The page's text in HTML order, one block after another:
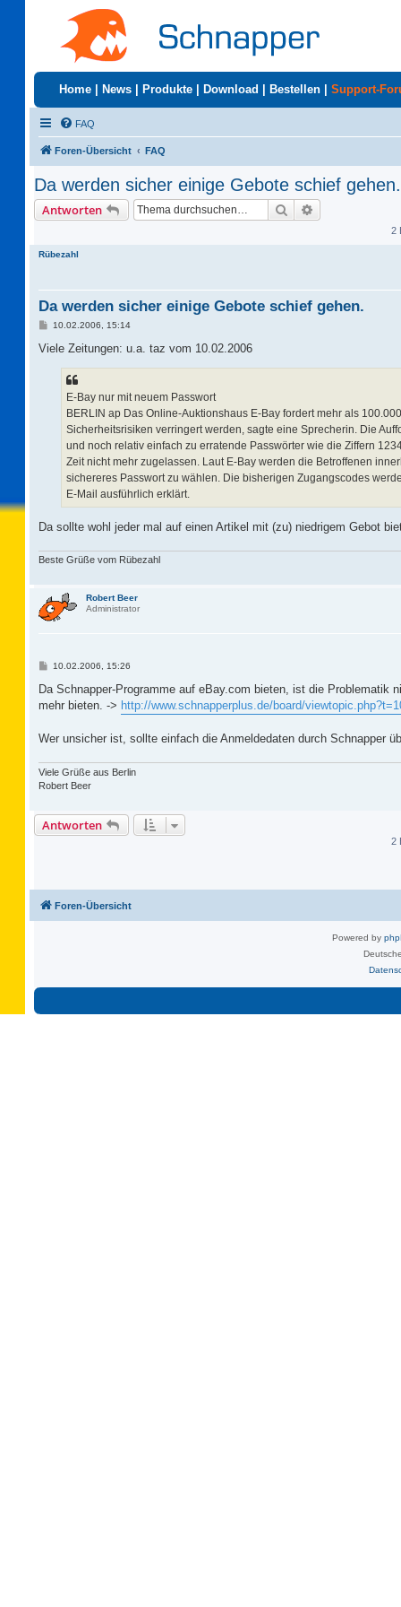
Home News Produkte Download Bestellen Support-
FAQ
Foren-Übersicht FAQ
Da werden sicher einige Gebote schief gehen.
Antworten Suche
2
Rübezahl
Da werden sicher einige Gebote schief gehen.
B
i
10.02.2006, 15:14
Viele Zeitungen: u.a. taz vom 10.02.2006
E-Bay nur mit neuem Passwort
BERLIN ap Das Online-Auktionshaus E-Bay fordert mehr als
Sicherheitsrisiken verringert werden, sagte eine Sprecherin. Die
und noch relativ einfach zu erratende Passwörter wie die Ziffern
Zeit nicht mehr zugelassen. Laut E-Bay werden die Betroffenen
sichereres Passwort zu wählen. Die bisherigen Zugangscodes
E-Mail ausführlich erklärt.
Da sollte wohl jeder mal auf einen Artikel mit (zu) niedrigem Gebot
Beste Grüße vom Rübezahl
Robert Beer
Administrator
B
i
r
10.02.2006, 15:26
Da Schnapper-Programme auf eBay.com bieten, ist die
mehr bieten. -> http://www.schnapperplus.de/board/
Wer unsicher ist, sollte einfach die Anmeldedaten durch Schnapper
Viele Grüße aus Berlin
Robert Beer
Antworten
2
Foren-Übersicht
Powered by